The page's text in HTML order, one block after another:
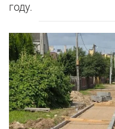
году.